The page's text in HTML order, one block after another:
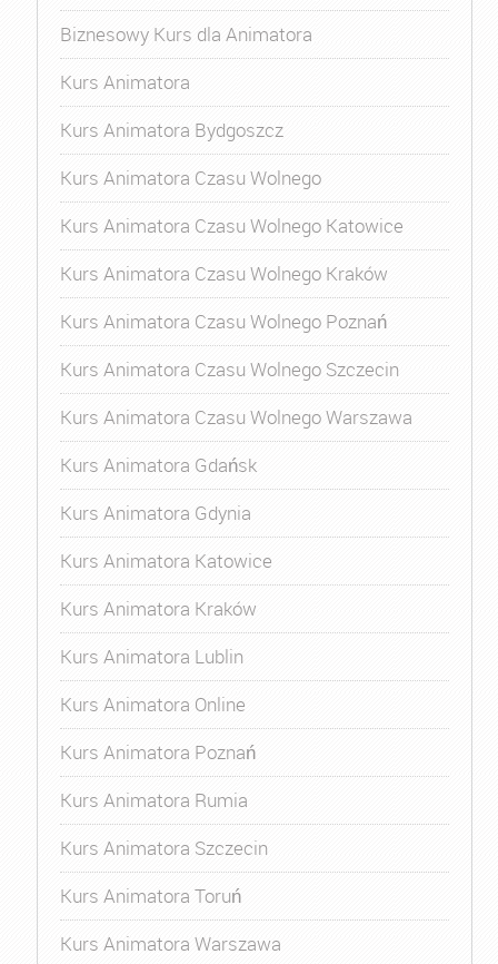
Biznesowy Kurs dla Animatora
Kurs Animatora
Kurs Animatora Bydgoszcz
Kurs Animatora Czasu Wolnego
Kurs Animatora Czasu Wolnego Katowice
Kurs Animatora Czasu Wolnego Kraków
Kurs Animatora Czasu Wolnego Poznań
Kurs Animatora Czasu Wolnego Szczecin
Kurs Animatora Czasu Wolnego Warszawa
Kurs Animatora Gdańsk
Kurs Animatora Gdynia
Kurs Animatora Katowice
Kurs Animatora Kraków
Kurs Animatora Lublin
Kurs Animatora Online
Kurs Animatora Poznań
Kurs Animatora Rumia
Kurs Animatora Szczecin
Kurs Animatora Toruń
Kurs Animatora Warszawa